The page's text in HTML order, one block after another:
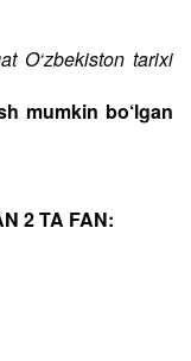
O‘zbekiston tarixi
mumkin bo‘lgan
2 TA FAN: